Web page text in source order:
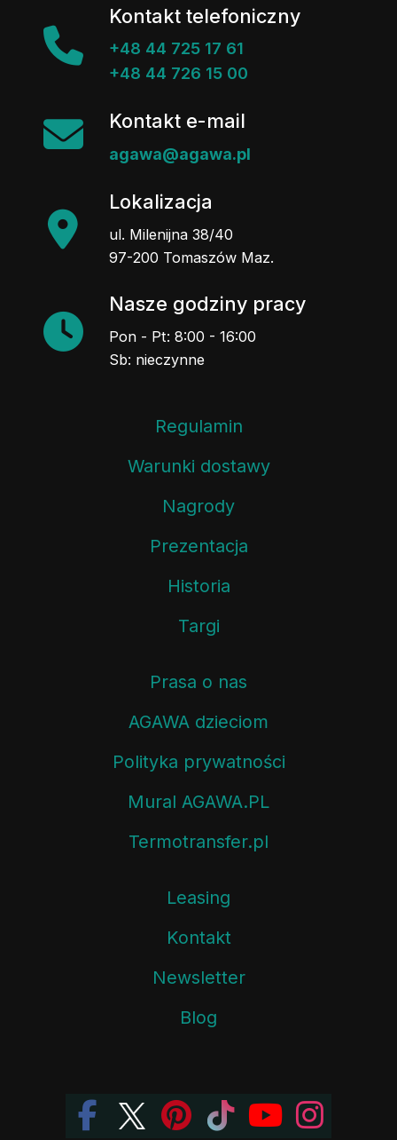
Kontakt telefoniczny
+48 44 725 17 61
+48 44 726 15 00
Kontakt e-mail
agawa@agawa.pl
Lokalizacja
ul. Milenijna 38/40
97-200 Tomaszów Maz.
Nasze godziny pracy
Pon - Pt: 8:00 - 16:00
Sb: nieczynne
Regulamin
Warunki dostawy
Nagrody
Prezentacja
Historia
Targi
Prasa o nas
AGAWA dzieciom
Polityka prywatności
Mural AGAWA.PL
Termotransfer.pl
Leasing
Kontakt
Newsletter
Blog